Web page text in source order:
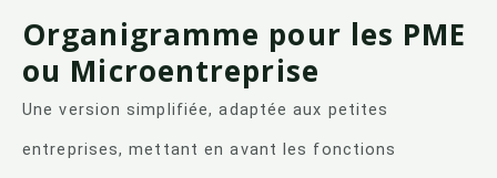
Organigramme pour les PME
ou Microentreprise
Une version simplifiée, adaptée aux petites
entreprises, mettant en avant les fonctions